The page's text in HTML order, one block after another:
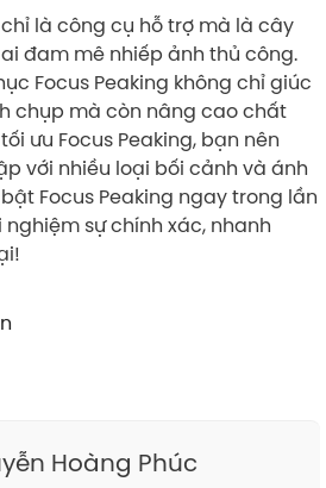
là công cụ hỗ trợ mà là cây
đam mê nhiếp ảnh thủ công.
Focus Peaking không chỉ giúc
chụp mà còn nâng cao chất
ưu Focus Peaking, bạn nên
với nhiều loại bối cảnh và ánh
Focus Peaking ngay trong lần
sự chính xác, nhanh
Hoàng Phúc